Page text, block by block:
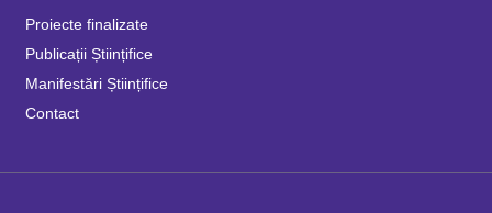
Proiecte finalizate
Publicații Științifice
Manifestări Științifice
Contact